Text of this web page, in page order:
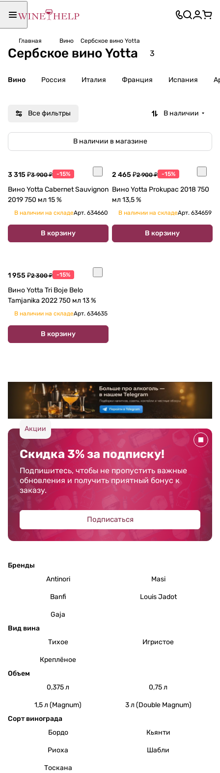
Главная Вино Сербское вино Yotta
Сербское вино Yotta 3
Вино Россия Италия Франция Испания
Все фильтры В наличии
В наличии в магазине
3 315 ₽3 900 ₽ -15%
Вино Yotta Cabernet Sauvignon
2019 750 мл 15 %
В наличии на складеАрт. 634660
В корзину
2 465 ₽2 900 ₽ -15%
Вино Yotta Prokupac 2018 750
мл 13,5 %
В наличии на складеАрт. 634659
В корзину
1 955 ₽2 300 ₽ -15%
Вино Yotta Tri Boje Belo
Tamjanika 2022 750 мл 13 %
В наличии на складеАрт. 634635
В корзину
Акции
Скидка 3% за подписку!
Подпишитесь, чтобы не пропустить важные
обновления и получить приятный бонус к
заказу.
Подписаться
Бренды
Antinori
Masi
Banfi Louis Jadot
Gaja
Вид вина
Тихое
Игристое
Креплёное
Объем
0,375 л
0,75 л
1,5 л (Magnum)
3 л (Double Magnum)
Сорт винограда
Бордо
Кьянти
Риоха Шабли
Тоскана